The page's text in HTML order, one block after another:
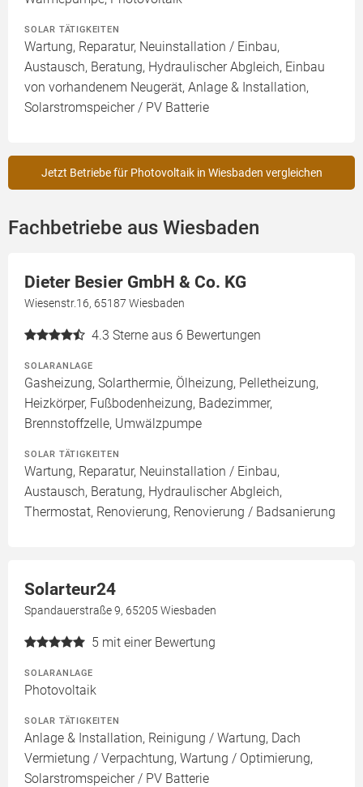
SOLAR TÄTIGKEITEN
Wartung, Reparatur, Neuinstallation / Einbau,
Austausch, Beratung, Hydraulischer Abgleich, Einbau
von vorhandenem Neugerät, Anlage & Installation,
Solarstromspeicher / PV Batterie
Jetzt Betriebe für Photovoltaik in Wiesbaden vergleichen
Fachbetriebe aus Wiesbaden
Dieter Besier GmbH & Co. KG
Wiesenstr.16, 65187 Wiesbaden
4.3 Sterne aus 6 Bewertungen
SOLARANLAGE
Gasheizung, Solarthermie, Ölheizung, Pelletheizung,
Heizkörper, Fußbodenheizung, Badezimmer,
Brennstoffzelle, Umwälzpumpe
SOLAR TÄTIGKEITEN
Wartung, Reparatur, Neuinstallation / Einbau,
Austausch, Beratung, Hydraulischer Abgleich,
Thermostat, Renovierung, Renovierung / Badsanierung
Solarteur24
Spandauerstraße 9, 65205 Wiesbaden
5 mit einer Bewertung
SOLARANLAGE
Photovoltaik
SOLAR TÄTIGKEITEN
Anlage & Installation, Reinigung / Wartung, Dach
Vermietung / Verpachtung, Wartung / Optimierung,
Solarstromspeicher / PV Batterie